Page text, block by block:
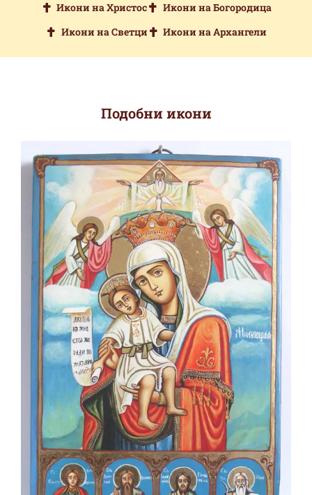
Икони на Христос
Икони на Богородица
Икони на Светци
Икони на Архангели
Подобни икони